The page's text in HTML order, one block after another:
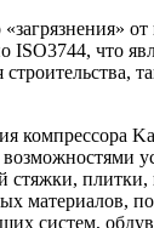
от
ISO3744, что
компрессора
возможностями
стяжки,
материалов,
систем,